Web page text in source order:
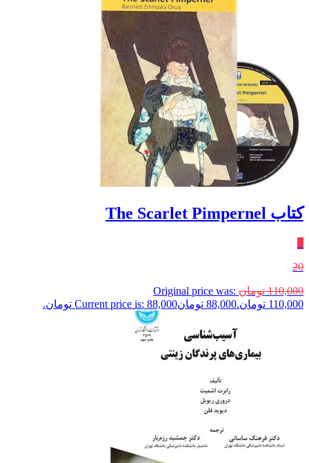
کتاب The Scarlet Pimpernel
20
110,000 تومان Original price was:
110,000 تومان.
88,000 تومانCurrent price is: 88,000 تومان.